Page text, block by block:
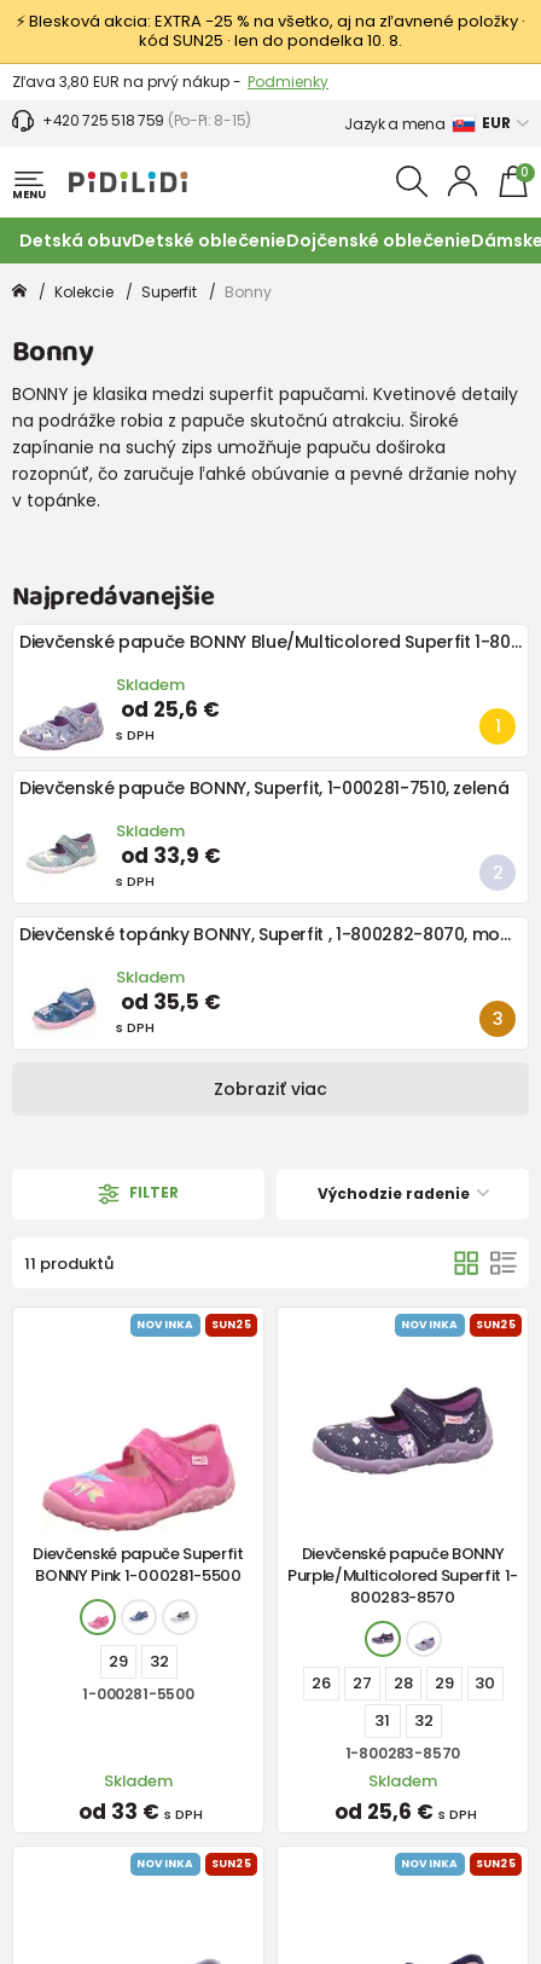
⚡ Blesková akcia: EXTRA −25 % na všetko, aj na zľavnené položky ·
kód SUN25 · len do pondelka 10. 8.
Výmena a vrátenie tovaru - Zobraziť
Zľava 3,80 EUR na prvý nákup - Podmienky
+420 725 518 759 (Po-Pi: 8-15) Jazyk a mena EUR
MENU
0
Detská obuvDetské oblečenieDojčenské oblečenie
Kolekcie Superfit Bonny
Bonny
BONNY je klasika medzi superfit papučami. Kvetinové detaily
na podrážke robia z papuče skutočnú atrakciu. Široké
zapínanie na suchý zips umožňuje papuču doširoka
rozopnúť, čo zaručuje ľahké obúvanie a pevné držanie nohy
v topánke.
Najpredávanejšie
Dievčenské papuče BONNY Blue/Multicolored Superfit 1-800283-8080
Skladem
od 25,6 €
s DPH
Dievčenské papuče BONNY, Superfit, 1-000281-7510, zelená
Skladem
od 33,9 €
s DPH
Dievčenské topánky BONNY, Superfit , 1-800282-8070, modré
Skladem
od 35,5 €
s DPH
Zobraziť viac
FILTER Východzie radenie
11 produktů
NOVINKA SUN25
Dievčenské papuče Superfit
BONNY Pink 1-000281-5500
29 32
1-000281-5500
Skladem
od 33 € s DPH
NOVINKA SUN25
Dievčenské papuče BONNY
Purple/Multicolored Superfit 1-
800283-8570
26 27 28 29
30
31
32
1-800283-8570
Skladem
od 25,6 € s DPH
NOVINKA SUN25 NOVINKA SUN25